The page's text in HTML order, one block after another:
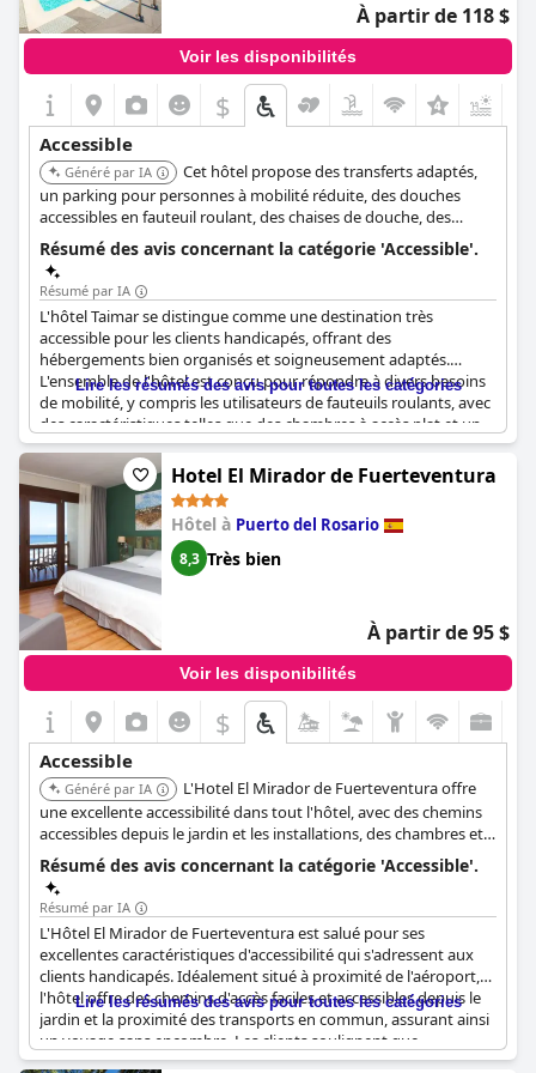
À partir de 118 $
Voir les disponibilités
$
Accessible
Généré par IA
Cet hôtel propose des transferts adaptés,
un parking pour personnes à mobilité réduite, des douches
accessibles en fauteuil roulant, des chaises de douche, des
barres d'appui, une rampe d'accès à la piscine et un élévateur de
piscine. Ses extérieurs sont sans obstacles, et il dispose de
chambres entièrement adaptées avec une accessibilité à 100 %
et des salles de bains adaptées.
Résumé des avis concernant la catégorie 'Accessible'.
Résumé par IA
L'hôtel Taimar se distingue comme une destination très
accessible pour les clients handicapés, offrant des
hébergements bien organisés et soigneusement adaptés.
L'ensemble de l'hôtel est conçu pour répondre à divers besoins
de mobilité, y compris les utilisateurs de fauteuils roulants, avec
des caractéristiques telles que des chambres à accès plat et un
agencement de plain-pied pour une maniabilité aisée. Les
chambres et les installations sont dépourvues de barrières
architecturales, permettant un accès aisé à la salle à manger et à
la piscine, qui dispose même d'un ascenseur pour plus de
commodité. L'hôtel fait un excellent travail pour accueillir les
personnes atteintes de toutes sortes de handicaps, y compris
les déficiences visuelles et auditives, avec des sols et des
escaliers marqués.
Bien que les terrasses des chambres du rez-de-chaussée
puissent manquer de vue, la conception ouverte assure un
accès facile. Les clients félicitent l'hôtel pour son adaptation à
100 % aux personnes handicapées, avec l'avantage
supplémentaire de places de parking à proximité, malgré
l'absence de parking privé. Cependant, les personnes utilisant
un fauteuil roulant peuvent trouver difficile de se déplacer sur
les chemins de gravier.
Dans l'ensemble, l'hôtel Taimar offre un environnement
confortable et accessible, en particulier autour de la piscine et de
la salle à manger, renforcé par ses équipements bien adaptés
aux personnes à mobilité réduite.
Lire les résumés des avis pour toutes les catégories
Hotel El Mirador de Fuerteventura
Hôtel à Puerto del Rosario
8,3 Très bien
À partir de 95 $
Voir les disponibilités
$
Accessible
Généré par IA
L'Hotel El Mirador de Fuerteventura offre
une excellente accessibilité dans tout l'hôtel, avec des chemins
accessibles depuis le jardin et les installations, des chambres et
des zones piétonnes conçues pour accueillir les clients à mobilité
réduite ou en fauteuil roulant. Un ascenseur est également
disponible.
Résumé des avis concernant la catégorie 'Accessible'.
Résumé par IA
L'Hôtel El Mirador de Fuerteventura est salué pour ses
excellentes caractéristiques d'accessibilité qui s'adressent aux
clients handicapés. Idéalement situé à proximité de l'aéroport,
l'hôtel offre des chemins d'accès faciles et accessibles depuis le
jardin et la proximité des transports en commun, assurant ainsi
un voyage sans encombre. Les clients soulignent que
l'ensemble de l'hôtel, y compris ses installations, ses chambres
Lire les résumés des avis pour toutes les catégories